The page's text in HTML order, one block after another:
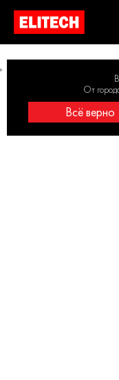
От
Всё верно